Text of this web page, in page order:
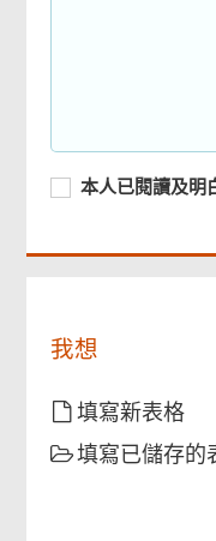
本
閱
明
白
述
項。
必
供
本人已閱讀及明
我想
填寫新表格
填寫已儲存的